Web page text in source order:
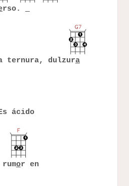
rso.
ternura, dulzura
ácido
or en